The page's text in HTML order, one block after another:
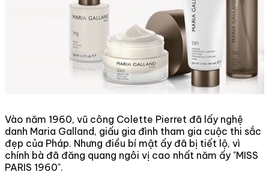
Vào năm 1960, vũ công Colette Pierret đã lấy nghệ
danh Maria Galland, giấu gia đình tham gia cuộc thi sắc
đẹp của Pháp. Nhưng điều bí mật ấy đã bị tiết lộ, vì
chính bà đã đăng quang ngôi vị cao nhất năm ấy "MISS
PARIS 1960".